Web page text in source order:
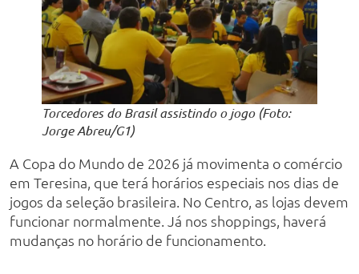
Torcedores do Brasil assistindo o jogo (Foto:
Jorge Abreu/G1)
A Copa do Mundo de 2026 já movimenta o comércio
em Teresina, que terá horários especiais nos dias de
jogos da seleção brasileira. No Centro, as lojas devem
funcionar normalmente. Já nos shoppings, haverá
mudanças no horário de funcionamento.